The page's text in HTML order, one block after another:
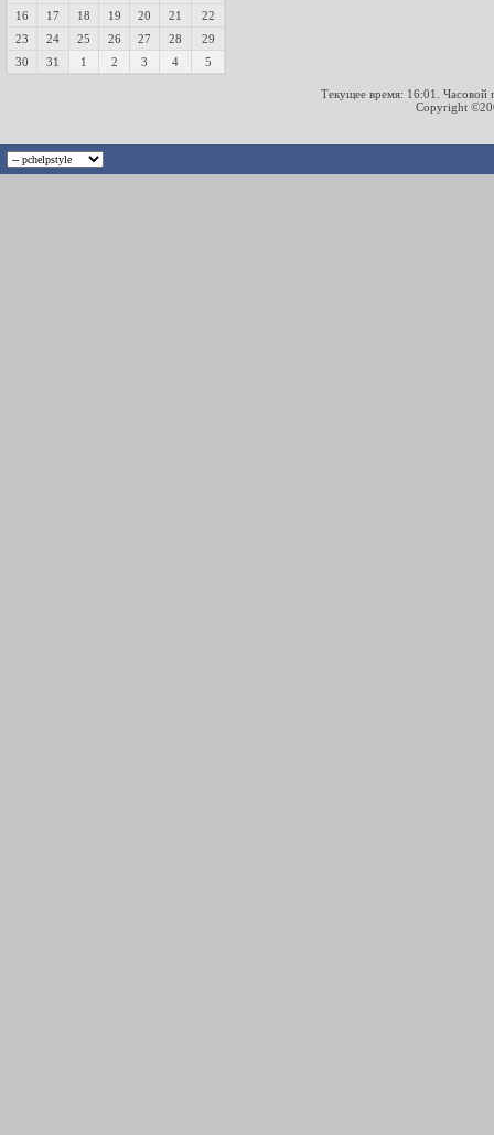
16
17 18 19 20 21
22
23
24 25 26 27 28
29
30
31 1 2 3 4 5
Текущее время: 16:01
.
Copyright